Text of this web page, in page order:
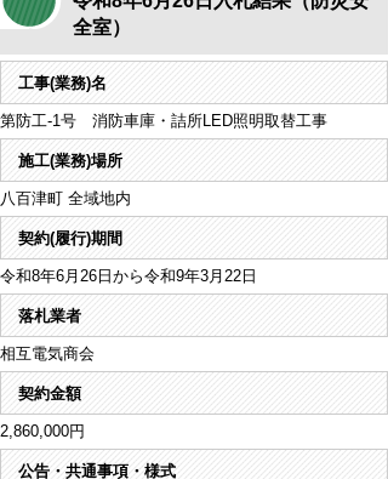
全室）
工事(業務)名
第防工-1号 消防車庫・詰所LED照明取替工事
施工(業務)場所
八百津町 全域地内
契約(履行)期間
令和8年6月26日から令和9年3月22日
落札業者
相互電気商会
契約金額
2,860,000円
公告・共通事項・様式